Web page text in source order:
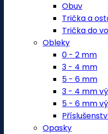
Obuv
Trička a
Trička do
Obleky
0 - 2 mm
3 - 4 mm
5 - 6 mm
3 - 4 mm
5 - 6 mm
Opasky